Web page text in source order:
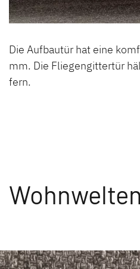
Die Aufbautür hat eine
mm. Die Fliegengittertür
fern.
Wohnwelten